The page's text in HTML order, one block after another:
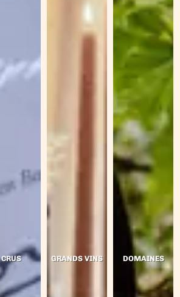
CRUS GRANDS VINS DOMAINES